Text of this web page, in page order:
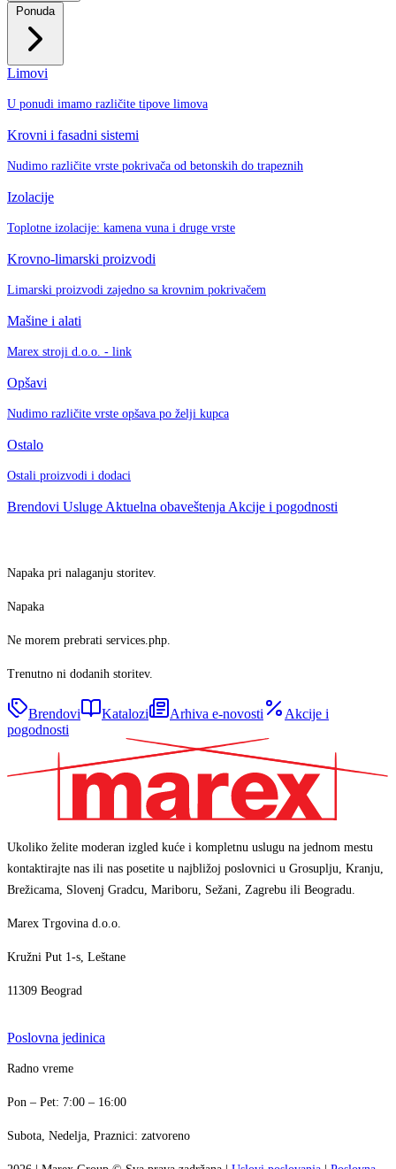
Limovi
U ponudi imamo različite tipove limova
Krovni i fasadni sistemi
Nudimo različite vrste pokrivača od betonskih do trapeznih
Izolacije
Toplotne izolacije: kamena vuna i druge vrste
Krovno-limarski proizvodi
Limarski proizvodi zajedno sa krovnim pokrivačem
Mašine i alati
Marex stroji d.o.o. - link
Opšavi
Nudimo različite vrste opšava po želji kupca
Ostalo
Ostali proizvodi i dodaci
Brendovi Usluge Aktuelna obaveštenja Akcije i pogodnosti
Napaka pri nalaganju storitev.
Napaka
Ne morem prebrati services.php.
Trenutno ni dodanih storitev.
Brendovi Katalozi Arhiva e-novosti
Akcije i
pogodnosti
Ukoliko želite moderan izgled kuće i kompletnu uslugu na jednom mestu
kontaktirajte nas ili nas posetite u najbližoj poslovnici u Grosuplju, Kranju,
Brežicama, Slovenj Gradcu, Mariboru, Sežani, Zagrebu ili Beogradu.
Marex Trgovina d.o.o.
Kružni Put 1-s, Leštane
11309 Beograd
Poslovna jedinica
Radno vreme
Pon – Pet: 7:00 – 16:00
Subota, Nedelja, Praznici: zatvoreno
↗
Zdravo! Ja sam Marex virtuelni asistent. Kako